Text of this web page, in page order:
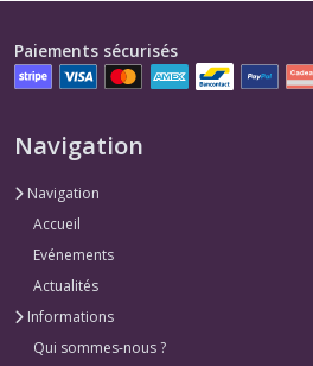
Paiements sécurisés
Navigation
Navigation
Accueil
Evénements
Actualités
Informations
Qui sommes-nous ?